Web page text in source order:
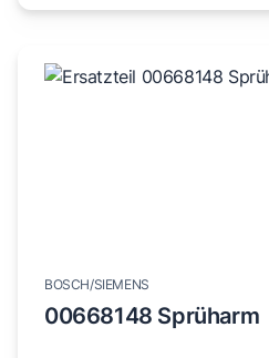
BOSCH/SIEMENS